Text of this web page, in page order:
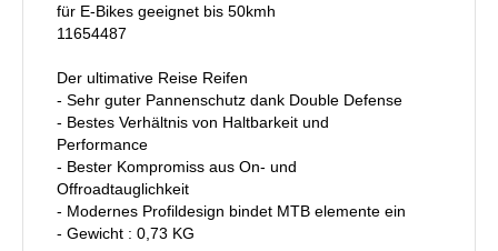
für E-Bikes geeignet bis 50kmh
11654487
Der ultimative Reise Reifen
- Sehr guter Pannenschutz dank Double Defense
- Bestes Verhältnis von Haltbarkeit und
Performance
- Bester Kompromiss aus On- und
Offroadtauglichkeit
- Modernes Profildesign bindet MTB elemente ein
- Gewicht : 0,73 KG